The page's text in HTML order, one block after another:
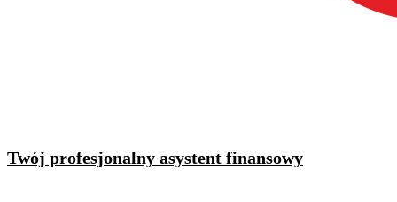
Twój profesjonalny asystent finansowy